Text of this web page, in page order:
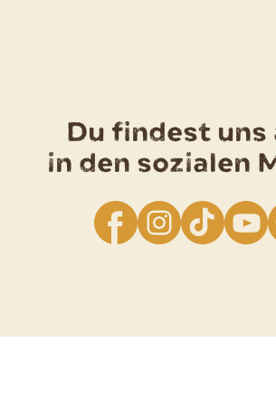
Du findest uns
in den sozialen
facebookInstagram
TikTok